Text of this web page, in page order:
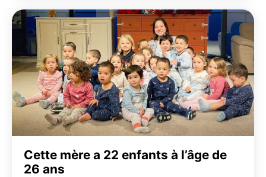
Cette mère a 22 enfants à l’âge de
26 ans